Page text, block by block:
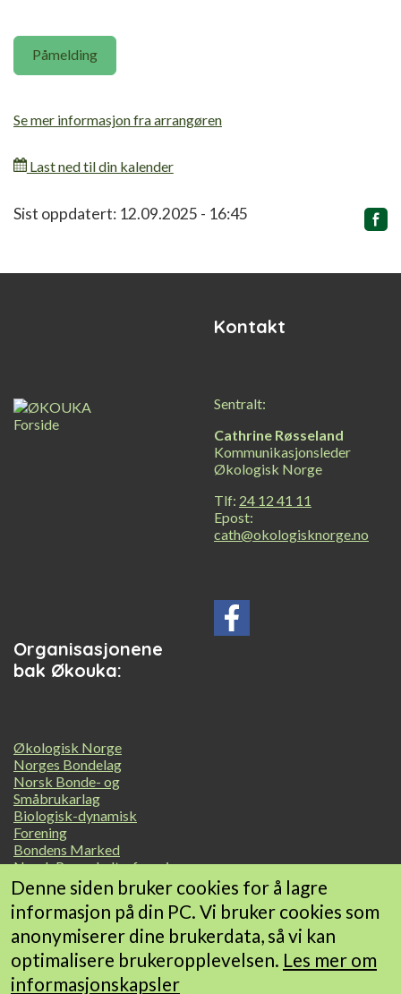
Påmelding
Se mer informasjon fra arrangøren
Last ned til din kalender
Relatert
Sist oppdatert: 12.09.2025 - 16:45
Kontakt
Sentralt:
Cathrine Røsseland
Kommunikasjonsleder
Økologisk Norge
Tlf: 24 12 41 11
Epost:
cath@okologisknorge.no
Organisasjonene
bak Økouka:
Økologisk Norge
Norges Bondelag
Norsk Bonde- og
Småbrukarlag
Biologisk-dynamisk
Forening
Bondens Marked
Norsk Permakulturforening
Geitmyra matkultursenter
for barn
Debio Marked
Landbrukets Økoløft
Småskala Grønt Norge
Denne siden bruker cookies for å lagre
informasjon på din PC. Vi bruker cookies som
anonymiserer dine brukerdata, så vi kan
optimalisere brukeropplevelsen. Les mer om
informasjonskapsler